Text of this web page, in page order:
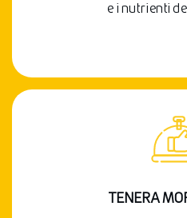
e i nutrienti
TENERA